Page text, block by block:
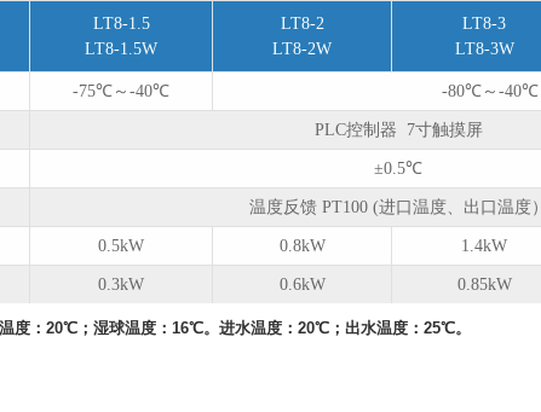
LT8-1.5
LT8-1.5W
LT8-2
LT8-2W
LT8-3
LT8-3W
-75℃～-40℃ -80℃～-40℃
PLC控制器 7寸触摸屏
±0.5℃
温度反馈 PT100 (进口温度、出口温度）
0.5kW 0.8kW 1.4kW
0.3kW 0.6kW 0.85kW
度：20℃；湿球温度：16℃。进⽔温度：20℃；出⽔温度：25℃。